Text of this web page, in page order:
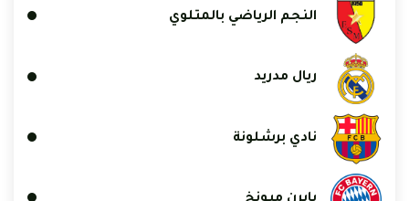
النجم الرياضي بالمتلوي
ريال مدريد
نادي برشلونة